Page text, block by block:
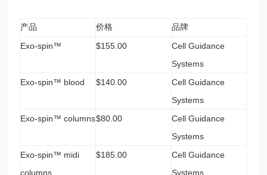
产品 价格 品牌
Exo-spin™ $155.00
Cell Guidance
Systems
Exo-spin™ blood
$140.00
Cell Guidance
Systems
Exo-spin™ columns$80.00
Cell Guidance
Systems
Exo-spin™ midi
columns
$185.00
Cell Guidance
Systems